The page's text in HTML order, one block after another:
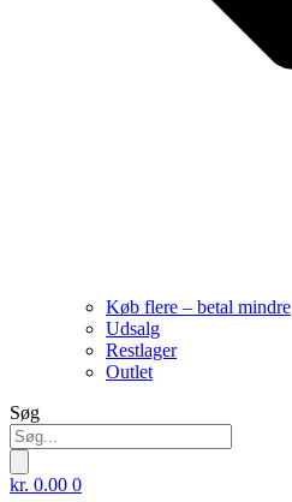
Køb flere – betal mindre
Udsalg
Restlager
Outlet
Søg
kr. 0.00 0